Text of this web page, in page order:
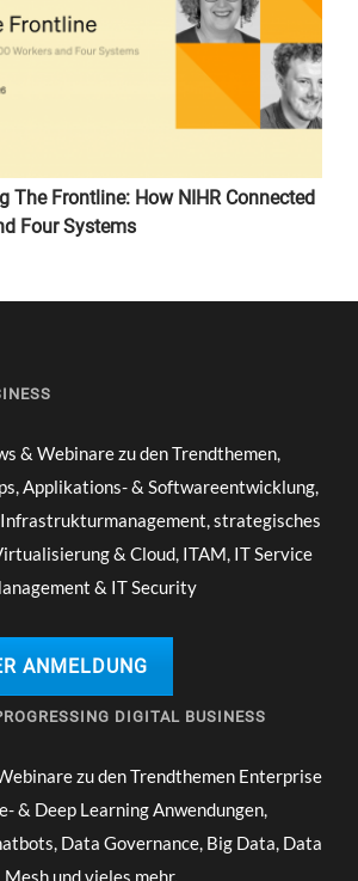
The Frontline: How NIHR Connected
Four Systems
& Webinare zu den Trendthemen,
Applikations- & Softwareentwicklung,
strategisches
& Cloud, ITAM, IT Service
& IT Security
ANMELDUNG
DIGITAL BUSINESS
zu den Trendthemen Enterprise
& Deep Learning Anwendungen,
Data Governance, Big Data, Data
Mesh und vieles mehr.